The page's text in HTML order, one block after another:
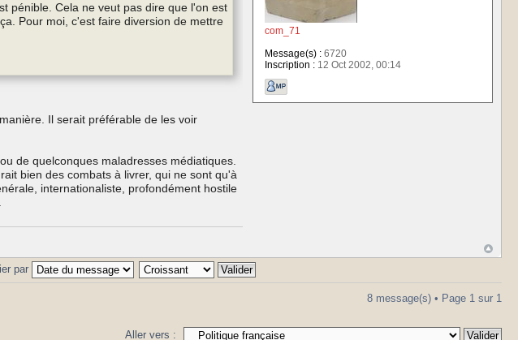
pénible. Cela ne veut pas dire que l'on est
Pour moi, c'est faire diversion de mettre
Il serait préférable de les voir
de quelconques maladresses médiatiques.
bien des combats à livrer, qui ne sont qu'à
internationaliste, profondément hostile
com_71
Message(s) :6720
Inscription :12 Oct 2002, 00:14
par
8 message(s) • Page 1 sur 1
Aller vers :